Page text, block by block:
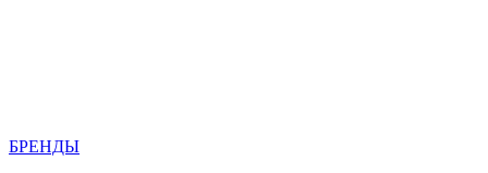
БРЕНДЫ